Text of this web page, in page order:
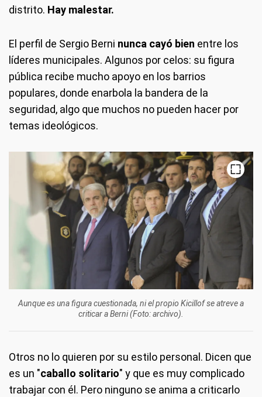
distrito. Hay malestar.
El perfil de Sergio Berni nunca cayó bien entre los
líderes municipales. Algunos por celos: su figura
pública recibe mucho apoyo en los barrios
populares, donde enarbola la bandera de la
seguridad, algo que muchos no pueden hacer por
temas ideológicos.
Aunque es una figura cuestionada, ni el propio Kicillof se atreve a
criticar a Berni (Foto: archivo).
Otros no lo quieren por su estilo personal. Dicen que
es un "caballo solitario" y que es muy complicado
trabajar con él. Pero ninguno se anima a criticarlo